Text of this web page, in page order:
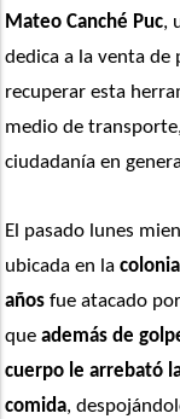
Mateo Canché Puc,
dedica a la venta de
recuperar esta
medio de
ciudadanía en
El pasado lunes
ubicada en la
años fue atacado
que además de
cuerpo le arrebató
comida,